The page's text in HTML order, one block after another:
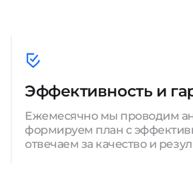
Эффективность и
Ежемесячно мы проводим
формируем план с
отвечаем за качество и